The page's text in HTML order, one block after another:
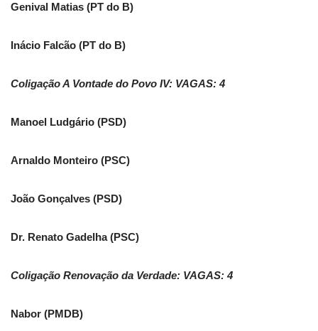
Genival Matias (PT do B)
Inácio Falcão (PT do B)
Coligação A Vontade do Povo IV: VAGAS: 4
Manoel Ludgário (PSD)
Arnaldo Monteiro (PSC)
João Gonçalves (PSD)
Dr. Renato Gadelha (PSC)
Coligação Renovação da Verdade: VAGAS: 4
Nabor (PMDB)